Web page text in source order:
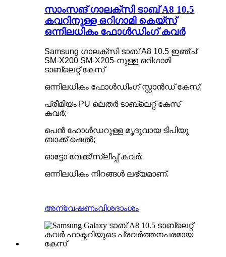
സാംസങ് ഗാലക്‌സി ടാബ് A8 10.5
കവറിനുള്ള ഒറിഗാമി കെയ്‌സ്
ഒന്നിലധികം ഫോൾഡിംഗ് കവർ
Samsung ഗാലക്‌സി ടാബ് A8 10.5 ഇഞ്ച്
SM-X200 SM-X205-നുള്ള ഒറിഗാമി
ടാബ്‌ലെറ്റ് കേസ്
ഒന്നിലധികം ഫോൾഡിംഗ് സ്റ്റാൻഡ് കേസ്;
പ്രീമിയം PU ലെതർ ടാബ്‌ലെറ്റ് കേസ്
കവർ;
പെൻ ഹോൾഡറുള്ള മൃദുവായ ടിപിയു
ബാക്ക് ഷെൽ;
ഓട്ടോ വേക്ക്/സ്ലീപ്പ് കവർ;
ഒന്നിലധികം നിറങ്ങൾ ലഭ്യമാണ്.
അന്വേഷണംവിശദാംശം